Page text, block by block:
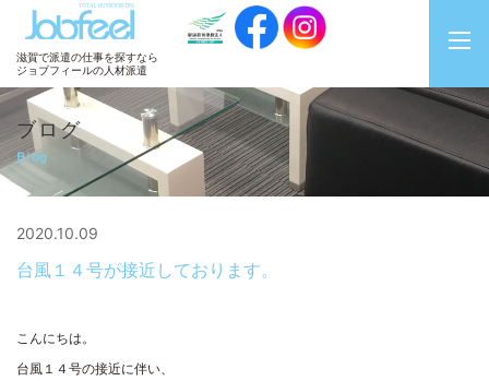
JobFeel
滋賀で派遣の仕事を探すなら
ジョブフィールの人材派遣
ブログ
Blog
2020.10.09
台風１４号が接近しております。
こんにちは。
台風１４号の接近に伴い、